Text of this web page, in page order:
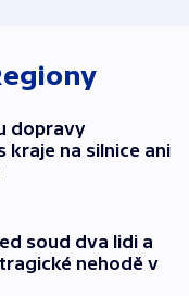
dopravy
kraje na silnice ani
soud dva lidi a
nehodě v